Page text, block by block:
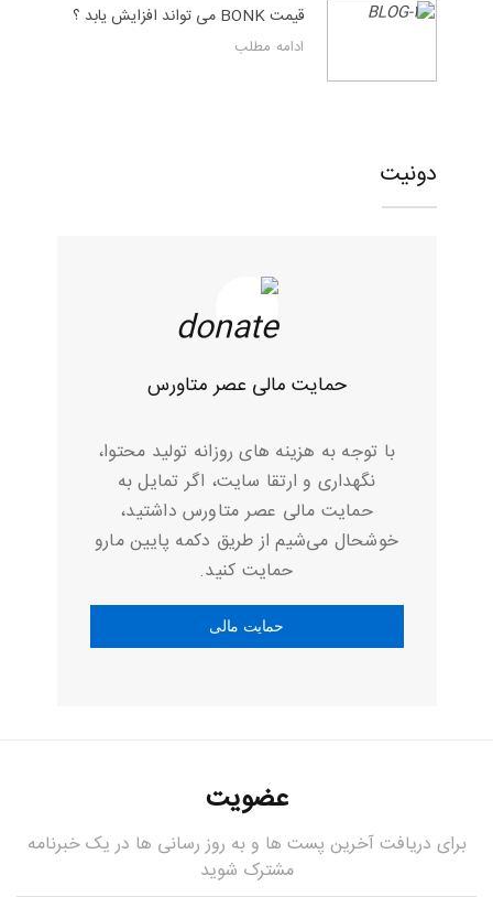
قیمت BONK می تواند افزایش یابد ؟
ادامه مطلب
دونیت
حمایت مالی عصر متاورس
با توجه به هزینه های روزانه تولید محتوا،
نگهداری و ارتقا سایت، اگر تمایل به
حمایت مالی عصر متاورس داشتید،
خوشحال می‌شیم از طریق دکمه پایین مارو
حمایت کنید.
عضویت
برای دریافت آخرین پست ها و به روز رسانی ها در یک خبرنامه
مشترک شوید